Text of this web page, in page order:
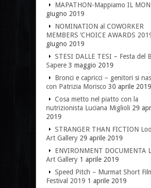
MAPATHON-Mappiamo IL
giugno 2019
NOMINATION al COWORKER
MEMBERS ‘CHOICE AWARDS
giugno 2019
STESI DALLE TESI – Festa del
Sapere 3 maggio 2019
Bronci e capricci – genitori si
con Patrizia Morisco 30 aprile 2019
Cosa metto nel piatto con la
nutrizionista Luciana Miglioli 29
2019
STRANGER THAN FICTION
Art Gallery 29 aprile 2019
ENVIRONMENT DOCUMENTA
Art Gallery 1 aprile 2019
Speed Pitch – Murmat Short
Festival 2019 1 aprile 2019